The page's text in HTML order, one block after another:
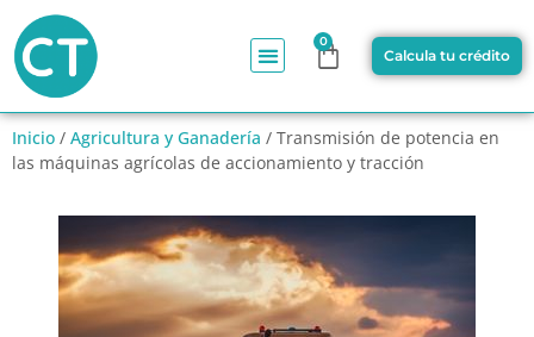
0
Calcula tu crédito
Inicio / Agricultura y Ganadería / Transmisión de potencia en
las máquinas agrícolas de accionamiento y tracción